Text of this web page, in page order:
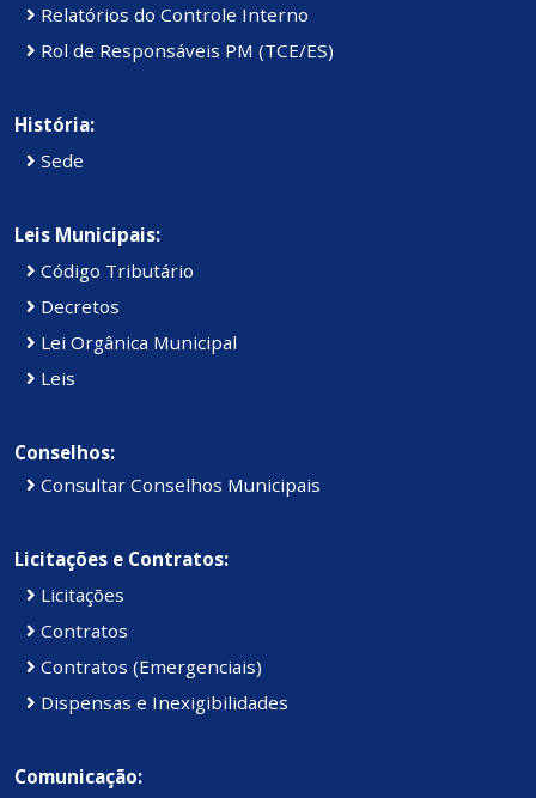
Relatórios do Controle Interno
Rol de Responsáveis PM (TCE/ES)
História:
Sede
Leis Municipais:
Código Tributário
Decretos
Lei Orgânica Municipal
Leis
Conselhos:
Consultar Conselhos Municipais
Licitações e Contratos:
Licitações
Contratos
Contratos (Emergenciais)
Dispensas e Inexigibilidades
Comunicação: